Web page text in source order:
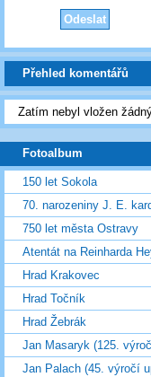
Přehled komentářů
Zatím nebyl vložen
Fotoalbum
150 let Sokola
70. narozeniny J. E.
750 let města Ostravy
Atentát na Reinharda
Hrad Krakovec
Hrad Točník
Hrad Žebrák
Jan Masaryk (125.
Jan Palach (45. výročí